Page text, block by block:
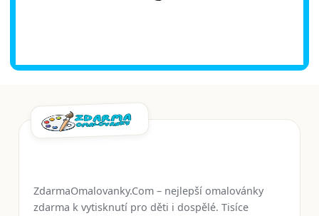
ZdarmaOmalovanky.Com – nejlepší omalovánky
zdarma k vytisknutí pro děti i dospělé. Tisíce